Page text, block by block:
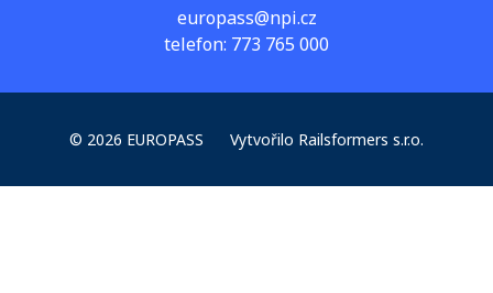
europass@npi.cz
telefon: 773 765 000
© 2026 EUROPASS Vytvořilo Railsformers s.r.o.